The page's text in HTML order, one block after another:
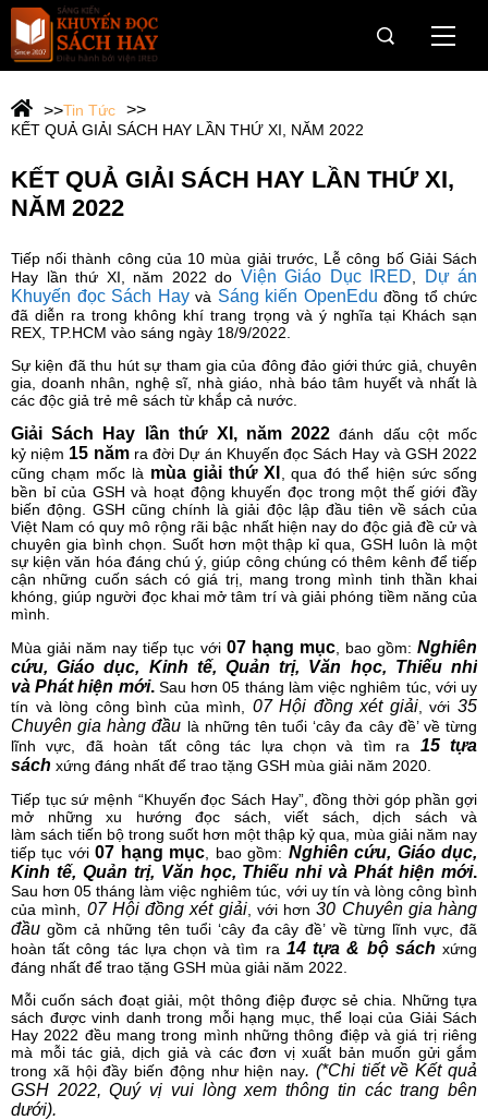
Trang Chủ
Giới thiệu
Giải Sách Hay
Câu chuyện dân trí cho vùng khó
Hành trình Onebook
Tin tức & Sự kiện
Tài trợ
Web Viện IRED
Tin Tức
KẾT QUẢ GIẢI SÁCH HAY LẦN THỨ XI, NĂM 2022
KẾT QUẢ GIẢI SÁCH HAY LẦN THỨ XI,
NĂM 2022
Tiếp nối thành công của 10 mùa giải trước, Lễ công bố Giải Sách
Hay lần thứ XI, năm 2022 do Viện Giáo Dục IRED
Dự án
Khuyến đọc Sách Hayvà Sáng kiến OpenEdu đồng tổ chức
đã diễn ra trong không khí trang trọng và ý nghĩa tại Khách sạn
REX, TP.HCM vào sáng ngày 18/9/2022.
Sự kiện đã thu hút sự tham gia của đông đảo giới thức giả, chuyên
gia, doanh nhân, nghệ sĩ, nhà giáo, nhà báo tâm huyết và nhất là
các độc giả trẻ mê sách từ khắp cả nước.
Giải Sách Hay lần thứ XI, năm 2022 đánh dấu cột mốc
kỷ niệm 15 nămra đời Dự án Khuyến đọc Sách Hay và GSH 2022
cũng chạm mốc là mùa giảithứ XI
, qua đó thể hiện sức sống
bền bỉ của GSH và hoạt động khuyến đọc trong một thế giới đầy
biến động. GSH cũng chính là giải độc lập đầu tiên về sách của
Việt Nam có quy mô rộng rãi bậc nhất hiện nay do độc giả đề cử và
chuyên gia bình chọn. Suốt hơn một thập kỉ qua, GSH luôn là một
sự kiện văn hóa đáng chú ý, giúp công chúng có thêm kênh để tiếp
cận những cuốn sách có giá trị, mang trong mình tinh thần khai
khóng, giúp người đọc khai mở tâm trí và giải phóng tiềm năng của
mình.
Mùa giải năm nay tiếp tục với 07hạng mục, bao gồm:Nghiên
cứu, Giáo dục, Kinh tế, Quản trị, Văn học, Thiếu nhi
vàPhát hiện mới. Sau hơn 05 tháng làm việc nghiêm túc, với uy
tín và lòng công bình của mình, 07 Hội đồng xét giải, với35
Chuyên gia hàng đầu là những tên tuổi ‘cây đa cây đề’ về từng
lĩnh vực, đã hoàn tất công tác lựa chọn và tìm ra 15 tựa
sách xứng đáng nhất để trao tặng GSH mùa giải năm 2020.
Tiếp tục sứ mệnh “Khuyến đọc Sách Hay”, đồng thời góp phần gợi
mở những xu hướng đọc sách, viết sách, dịch sách và
làm sách tiến bộ trong suốt hơn một thập kỷ qua, mùa giải năm nay
tiếp tục với07 hạng mục , bao gồm: Nghiên cứu, Giáo dục,
Kinh tế, Quản trị, Văn học, Thiếu nhi vàPhát hiện mới.
Sau hơn 05 tháng làm việc nghiêm túc, với uy tín và lòng công bình
của mình, 07 Hội đồng xét giải, với hơn30 Chuyên gia hàng
đầu gồm cả những tên tuổi ‘cây đa cây đề’ về từng lĩnh vực, đã
hoàn tất công tác lựa chọn và tìm ra 14 tựa & bộ sách xứng
đáng nhất để trao tặng GSH mùa giải năm 2022.
Mỗi cuốn sách đoạt giải, một thông điệp được sẻ chia. Những tựa
sách được vinh danh trong mỗi hạng mục, thể loại của Giải Sách
Hay 2022 đều mang trong mình những thông điệp và giá trị riêng
mà mỗi tác giả, dịch giả và các đơn vị xuất bản muốn gửi gắm
trong xã hội đầy biến động như hiện nay. (*Chi tiết về Kết quả
GSH 2022, Quý vị vui lòng xemthông tin các trang bên
dưới).